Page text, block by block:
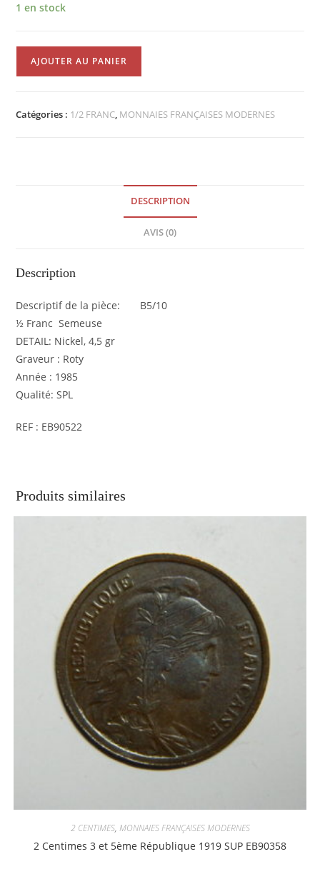
1 en stock
Franc
AJOUTER AU PANIER
Catégories : 1/2 FRANC, MONNAIES FRANÇAISES MODERNES
DESCRIPTION
AVIS (0)
Description
Descriptif de la pièce: B5/10
½ Franc Semeuse
DETAIL: Nickel, 4,5 gr
Graveur : Roty
Année : 1985
Qualité: SPL
REF : EB90522
Produits similaires
2 CENTIMES, MONNAIES FRANÇAISES MODERNES
2 Centimes 3 et 5ème République 1919 SUP EB90358